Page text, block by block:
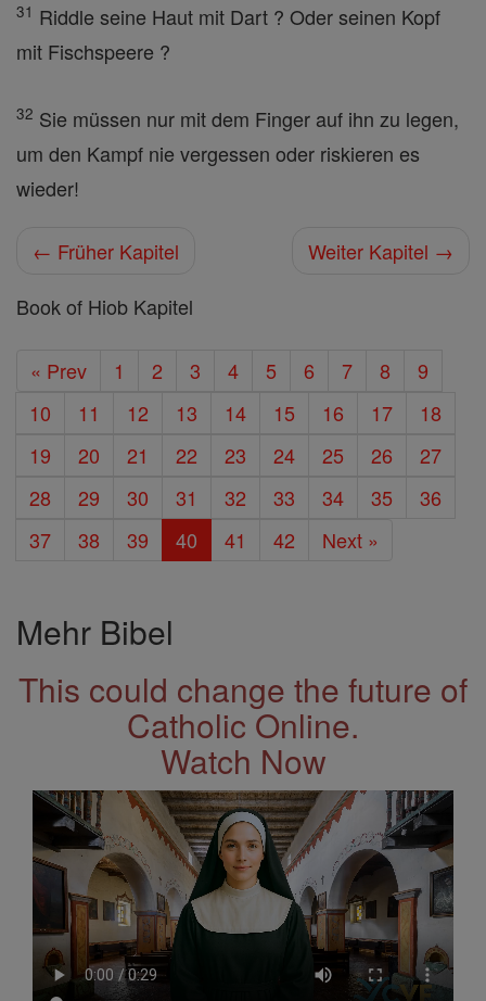
31 Riddle seine Haut mit Dart ? Oder seinen Kopf
mit Fischspeere ?
32 Sie müssen nur mit dem Finger auf ihn zu legen,
um den Kampf nie vergessen oder riskieren es
wieder!
← Früher Kapitel
Weiter Kapitel →
Book of Hiob Kapitel
« Prev 1 2 3 4 5 6 7 8
9
10
11 12 13 14 15 16 17
18
19
20 21 22 23 24 25 26
27
28
29 30 31 32 33 34 35
36
37
38 39 40 41 42 Next »
Mehr Bibel
This could change the future of
Catholic Online.
Watch Now